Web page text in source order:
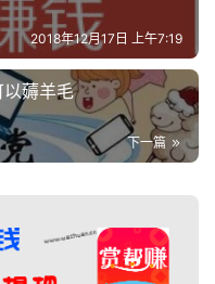
2018年12月17日 上午7:19
薅羊毛
下一篇